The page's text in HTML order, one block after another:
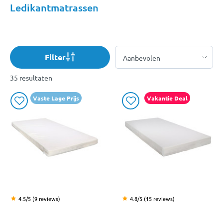
Ledikantmatrassen
Filter
35 resultaten
Vaste Lage Prijs
4.5/5 (9 reviews)
Vakantie Deal
4.8/5 (15 reviews)